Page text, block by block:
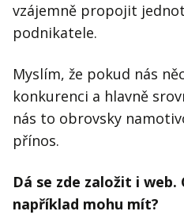
vzájemně propojit
podnikatele.
Myslím, že pokud nás
konkurenci a hlavně
nás to obrovsky
přínos.
Dá se zde založit i web.
například mohu mít?